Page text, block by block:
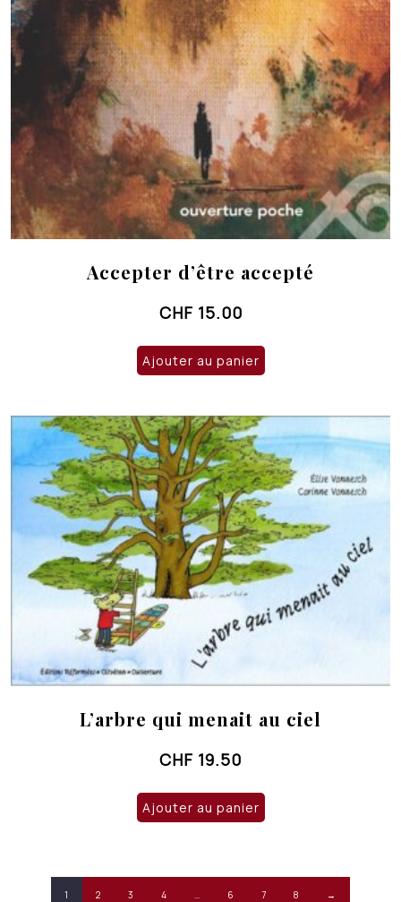
Accepter d’être accepté
CHF 15.00
Ajouter au panier
L’arbre qui menait au ciel
CHF 19.50
Ajouter au panier
1 2 3 4 … 6 7 8 →